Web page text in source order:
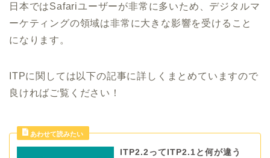
日本ではSafariユーザーが非常に多いため、デジタルマ
ーケティングの領域は非常に大きな影響を受けること
になります。
ITPに関しては以下の記事に詳しくまとめていますので
良ければご覧ください！
ITP2.2ってITP2.1と何が違う